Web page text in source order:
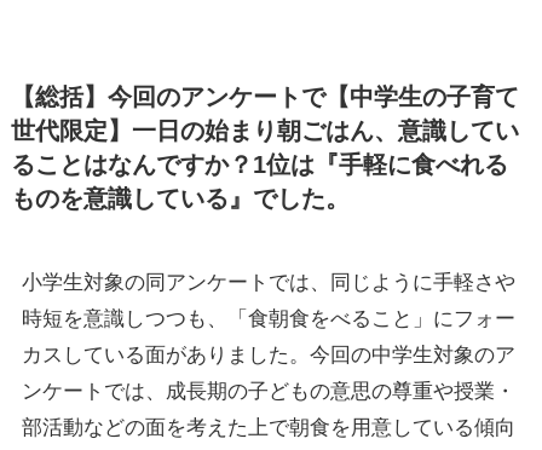
【総括】今回のアンケートで【中学生の子育て
世代限定】一日の始まり朝ごはん、意識してい
ることはなんですか？1位は『手軽に食べれる
ものを意識している』でした。
小学生対象の同アンケートでは、同じように手軽さや
時短を意識しつつも、「食朝食をべること」にフォー
カスしている面がありました。今回の中学生対象のア
ンケートでは、成長期の子どもの意思の尊重や授業・
部活動などの面を考えた上で朝食を用意している傾向